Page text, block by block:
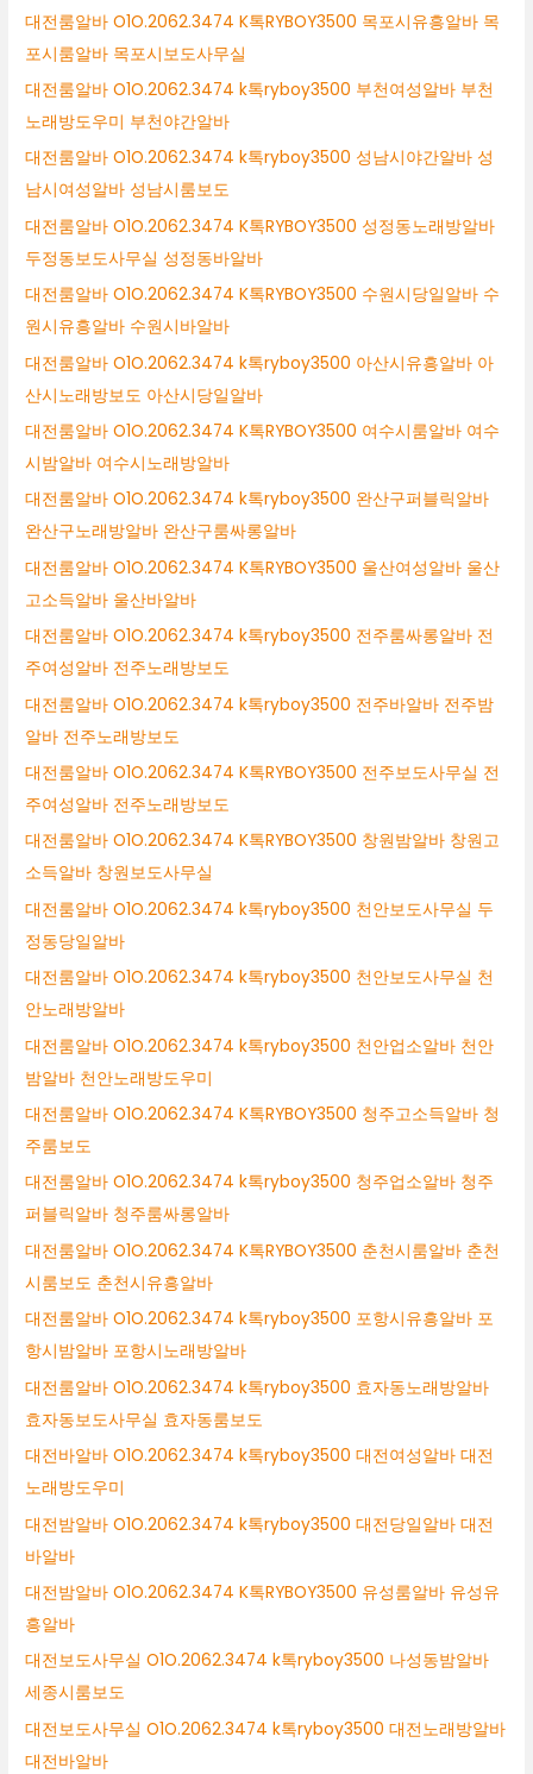
대전룸알바 O1O.2062.3474 K톡RYBOY3500 목포시유흥알바 목
포시룸알바 목포시보도사무실
대전룸알바 O1O.2062.3474 k톡ryboy3500 부천여성알바 부천
노래방도우미 부천야간알바
대전룸알바 O1O.2062.3474 k톡ryboy3500 성남시야간알바 성
남시여성알바 성남시룸보도
대전룸알바 O1O.2062.3474 K톡RYBOY3500 성정동노래방알바
두정동보도사무실 성정동바알바
대전룸알바 O1O.2062.3474 K톡RYBOY3500 수원시당일알바 수
원시유흥알바 수원시바알바
대전룸알바 O1O.2062.3474 k톡ryboy3500 아산시유흥알바 아
산시노래방보도 아산시당일알바
대전룸알바 O1O.2062.3474 K톡RYBOY3500 여수시룸알바 여수
시밤알바 여수시노래방알바
대전룸알바 O1O.2062.3474 k톡ryboy3500 완산구퍼블릭알바
완산구노래방알바 완산구룸싸롱알바
대전룸알바 O1O.2062.3474 K톡RYBOY3500 울산여성알바 울산
고소득알바 울산바알바
대전룸알바 O1O.2062.3474 k톡ryboy3500 전주룸싸롱알바 전
주여성알바 전주노래방보도
대전룸알바 O1O.2062.3474 k톡ryboy3500 전주바알바 전주밤
알바 전주노래방보도
대전룸알바 O1O.2062.3474 K톡RYBOY3500 전주보도사무실 전
주여성알바 전주노래방보도
대전룸알바 O1O.2062.3474 K톡RYBOY3500 창원밤알바 창원고
소득알바 창원보도사무실
대전룸알바 O1O.2062.3474 k톡ryboy3500 천안보도사무실 두
정동당일알바
대전룸알바 O1O.2062.3474 k톡ryboy3500 천안보도사무실 천
안노래방알바
대전룸알바 O1O.2062.3474 k톡ryboy3500 천안업소알바 천안
밤알바 천안노래방도우미
대전룸알바 O1O.2062.3474 K톡RYBOY3500 청주고소득알바 청
주룸보도
대전룸알바 O1O.2062.3474 k톡ryboy3500 청주업소알바 청주
퍼블릭알바 청주룸싸롱알바
대전룸알바 O1O.2062.3474 K톡RYBOY3500 춘천시룸알바 춘천
시룸보도 춘천시유흥알바
대전룸알바 O1O.2062.3474 k톡ryboy3500 포항시유흥알바 포
항시밤알바 포항시노래방알바
대전룸알바 O1O.2062.3474 k톡ryboy3500 효자동노래방알바
효자동보도사무실 효자동룸보도
대전바알바 O1O.2062.3474 k톡ryboy3500 대전여성알바 대전
노래방도우미
대전밤알바 O1O.2062.3474 k톡ryboy3500 대전당일알바 대전
바알바
대전밤알바 O1O.2062.3474 K톡RYBOY3500 유성룸알바 유성유
흥알바
대전보도사무실 O1O.2062.3474 k톡ryboy3500 나성동밤알바
세종시룸보도
대전보도사무실 O1O.2062.3474 k톡ryboy3500 대전노래방알바
대전바알바